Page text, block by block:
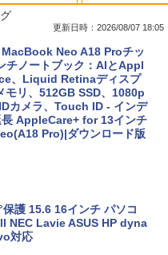
更新日時：2026/08/07 18:05
Neo A18 Proチッ
チノートブック：AIとAppl
、Liquid Retinaディスプ
モリ、512GB SSD、1080p
カメラ、Touch ID - インデ
長 AppleCare+ for 13インチ
Pro)|ダウンロード版
護 15.6 16インチ パソコ
NEC Lavie ASUS HP dyna
対応